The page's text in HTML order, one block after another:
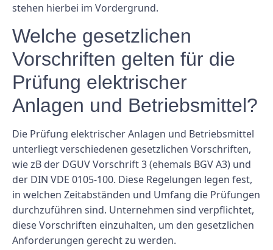
stehen hierbei im Vordergrund.
Welche gesetzlichen
Vorschriften gelten für die
Prüfung elektrischer
Anlagen und Betriebsmittel?
Die Prüfung elektrischer Anlagen und Betriebsmittel
unterliegt verschiedenen gesetzlichen Vorschriften,
wie zB der DGUV Vorschrift 3 (ehemals BGV A3) und
der DIN VDE 0105-100. Diese Regelungen legen fest,
in welchen Zeitabständen und Umfang die Prüfungen
durchzuführen sind. Unternehmen sind verpflichtet,
diese Vorschriften einzuhalten, um den gesetzlichen
Anforderungen gerecht zu werden.